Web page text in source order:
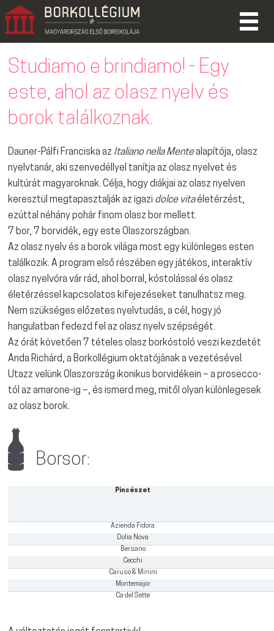
Studiamo e brindiamo! - Egy
este, ahol az olasz nyelv és
borok találkoznak.
Dauner-Pálfi Franciska az Italiano nella Mentealapítója, olasz
nyelvtanár, aki szenvedéllyel tanítja az olasz nyelvet és
kultúrát magyaroknak. Célja, hogy diákjai az olasz nyelven
keresztül megtapasztalják az igazi dolce vitaéletérzést,
ezúttal néhány pohár finom olasz bor mellett.
7 bor, 7 borvidék, egy este Olaszországban.
Az olasz nyelv és a borok világa most egy különleges esten
találkozik. A program első részében egy játékos, interaktív
olasz nyelvóra vár rád, ahol borral, kóstolással és olasz
életérzéssel kapcsolatos kifejezéseket tanulhatsz meg.
Nem szükséges előzetes nyelvtudás, a cél, hogy jó
hangulatban fedezd fel az olasz nyelv szépségét.
Az órát követően 7 tételes olasz borkóstoló veszi kezdetét
Anda Richárd, a Borkollégium oktatójának a vezetésével.
Utazz velünk Olaszország ikonikus borvidékein – a prosecco-
tól az amarone-ig –, és ismerd meg, mitől olyan különlegesek
az olasz borok.
Borsor:
Pincészet
Azienda Fidora
Dolia Nova
Bersano
Cecchi
Caruso & Minini
Montemajor
Ca del Sette